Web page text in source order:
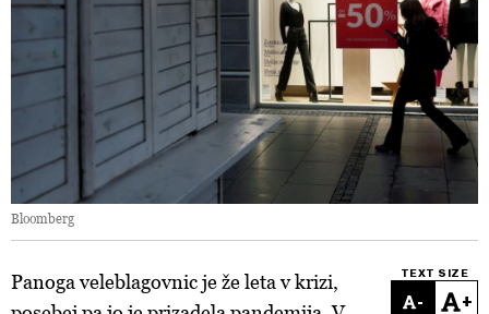
Bloomberg
TEXT SIZE
- +
Panoga veleblagovnic je že leta v krizi,